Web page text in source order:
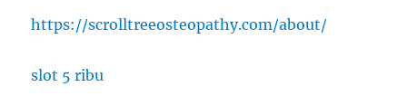
https://scrolltreeosteopathy.com/about/
slot 5 ribu